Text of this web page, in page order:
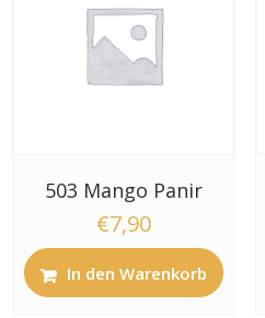
503 Mango Panir
€7,90
In den Warenkorb